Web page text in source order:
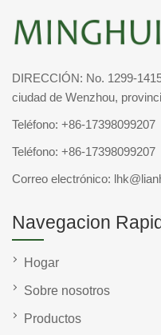
DIRECCIÓN: No. 1299-
ciudad de Wenzhou,
Teléfono: +86-17398099207
Teléfono: +86-17398099207
Correo electrónico:
Navegacion
Hogar
Sobre nosotros
Productos